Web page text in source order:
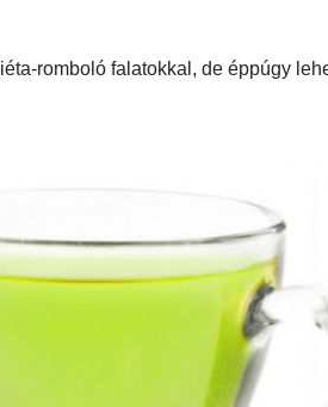
romboló falatokkal, de éppúgy